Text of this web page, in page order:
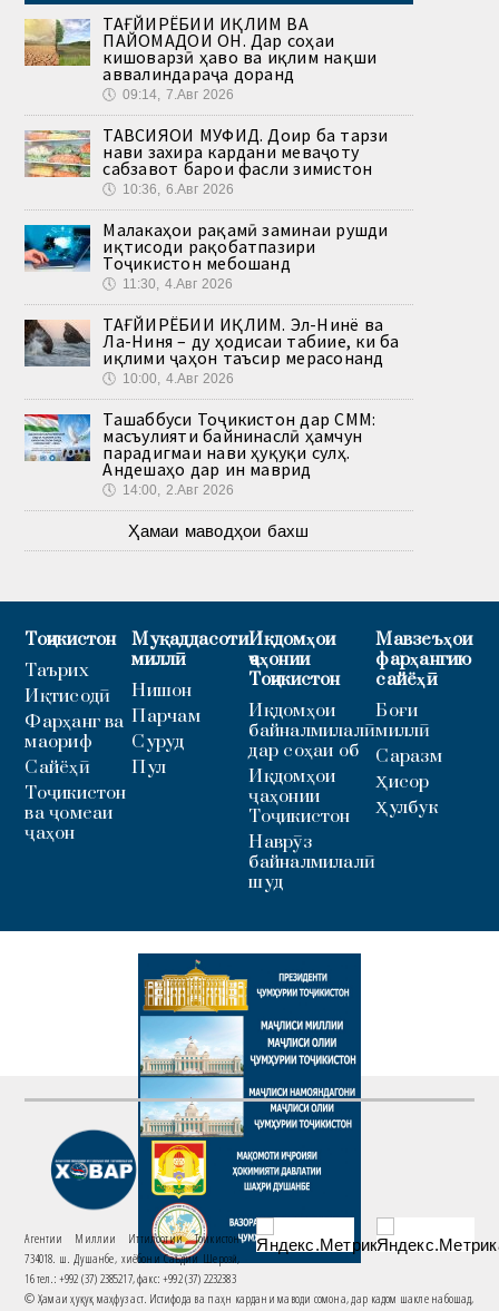
ТАҒЙИРЁБИИ ИҚЛИМ ВА
ПАЙОМАДҲОИ ОН. Дар соҳаи
кишоварзӣ ҳаво ва иқлим нақши
аввалиндараҷа доранд
🕔 09:14, 7.Авг 2026
ТАВСИЯҲОИ МУФИД. Доир ба тарзи
нави захира кардани меваҷоту
сабзавот барои фасли зимистон
🕔 10:36, 6.Авг 2026
Малакаҳои рақамӣ заминаи рушди
иқтисоди рақобатпазири
Тоҷикистон мебошанд
🕔 11:30, 4.Авг 2026
ТАҒЙИРЁБИИ ИҚЛИМ. Эл-Нинё ва
Ла-Ниня – ду ҳодисаи табиие, ки ба
иқлими ҷаҳон таъсир мерасонанд
🕔 10:00, 4.Авг 2026
Ташаббуси Тоҷикистон дар СММ:
масъулияти байнинаслӣ ҳамчун
парадигмаи нави ҳуқуқи сулҳ.
Андешаҳо дар ин маврид
🕔 14:00, 2.Авг 2026
Ҳамаи маводҳои бахш
Тоҷикистон
Таърих
Иқтисодӣ
Фарҳанг ва
маориф
Сайёҳӣ
Тоҷикистон
ва ҷомеаи
ҷаҳон
Муқаддасоти
миллӣ
Нишон
Парчам
Суруд
Пул
Иқдомҳои
ҷаҳонии
Тоҷикистон
Иқдомҳои
байналмилалӣ
дар соҳаи об
Иқдомҳои
ҷаҳонии
Тоҷикистон
Наврӯз
байналмилалӣ
шуд
Мавзеъҳои
фарҳангию
сайёҳӣ
Боғи
миллӣ
Саразм
Ҳисор
Ҳулбук
Агентии Миллии Иттилоотии Тоҷикистон
734018. ш. Душанбе, хиёбони Саъдии Шерозӣ,
16 тел.: +992 (37) 2385217, факс: +992 (37) 2232383
© Ҳамаи ҳуқуқ маҳфуз аст. Истифода ва паҳн кардани маводи сомона, дар кадом шакле набошад,